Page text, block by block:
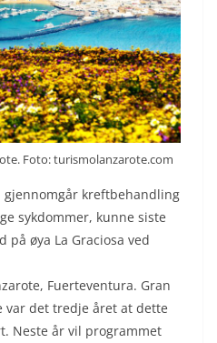
Foto: turismolanzarote.com
kreftbehandling
sykdommer, kunne siste
på øya La Graciosa ved
Fuerteventura. Gran
var det tredje året at dette
Neste år vil programmet